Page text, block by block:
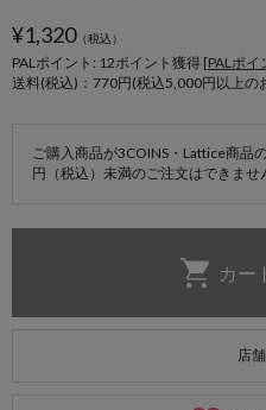
¥1,320（税込）
PALポイント: 12ポイント獲得 [PALポイ
送料(税込)：770円(税込5,000円以上の
ご購入商品が3COINS・Lattice商品
円（税込）未満のご注文はできませ
店